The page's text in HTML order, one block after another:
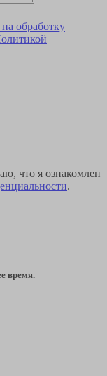
на обработку
что я ознакомлен
.
время.